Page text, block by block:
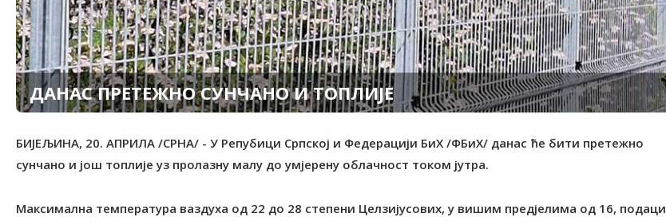
ДАНАС ПРЕТЕЖНО СУНЧАНО И ТОПЛИЈЕ
БИЈЕЉИНА, 20. АПРИЛА /СРНА/ - У Репубици Српској и Федерацији БиХ /ФБиХ/ данас ће бити претежно
сунчано и још топлије уз пролазну малу до умјерену облачност током јутра.
Максимална температура ваздуха од 22 до 28 степени Целзијусових, у вишим предјелима од 16, подаци